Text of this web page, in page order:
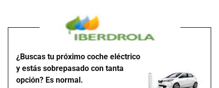
¿Buscas tu próximo coche eléctrico
y estás sobrepasado con tanta
opción? Es normal.